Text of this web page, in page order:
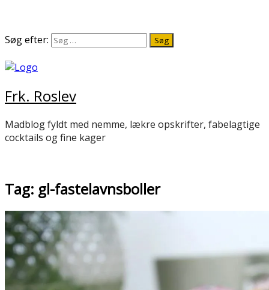
Søg efter:
Frk. Roslev
Madblog fyldt med nemme, lækre opskrifter, fabelagtige
cocktails og fine kager
Tag: gl-fastelavnsboller